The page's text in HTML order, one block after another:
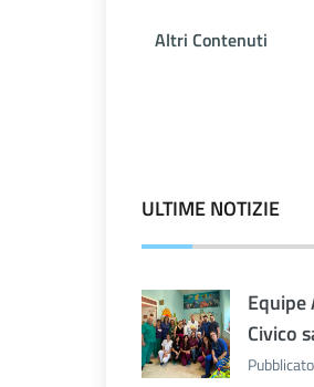
Altri Contenuti
ULTIME NOTIZIE
Equipe
Civico